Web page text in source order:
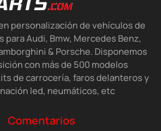
personalización de vehículos de
para Audi, Bmw, Mercedes Benz,
& Porsche. Disponemos
con más de 500 modelos
de carrocería, faros delanteros y
led, neumáticos, etc
Comentarios